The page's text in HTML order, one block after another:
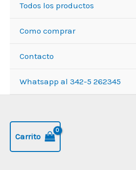
Todos los productos
Como comprar
Contacto
Whatsapp al 342-5 262345
Carrito